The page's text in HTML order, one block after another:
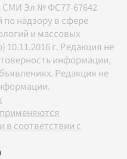
СМИ Эл № ФС77-67642
надзору в сфере
и массовых
г. Редакция не
информации,
Редакция не
в соответствии с